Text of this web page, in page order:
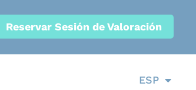
Reservar Sesión de Valoración
ESP
ENG